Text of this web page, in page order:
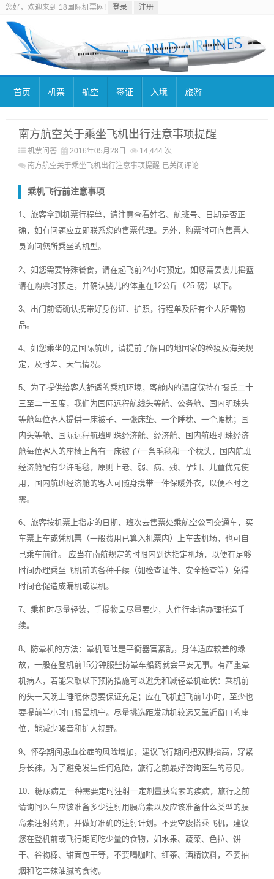
您好，欢迎来到 18国际机票网! 登录 注册
首页 机票 航空 签证 入境 旅游
南方航空关于乘坐飞机出行注意事项提醒
机票问答 2016年05月28日
14,444 次
南方航空关于乘坐飞机出行注意事项提醒 已关闭评论
乘机飞行前注意事项
1、旅客拿到机票行程单，请注意查看姓名、航班号、日期是否正
确，如有问题应立即联系您的售票代理。另外，购票时可向售票人
员询问您所乘坐的机型。
2、如您需要特殊餐食，请在起飞前24小时预定。如您需要婴儿摇篮
请在购票时预定，并确认婴儿的体重在12公斤（25 磅）以下。
3、出门前请确认携带好身份证、护照，行程单及所有个人所需物
品。
4、如您乘坐的是国际航班，请提前了解目的地国家的检疫及海关规
定，及时差、天气情况。
5、为了提供给客人舒适的乘机环境，客舱内的温度保持在摄氏二十
三至二十五度，我们为国际远程航线头等舱、公务舱、国内明珠头
等舱每位客人提供一床被子、一张床垫、一个睡枕、一个腰枕；国
内头等舱、国际远程航班明珠经济舱、经济舱、国内航班明珠经济
舱每位客人的座椅上备有一床被子/一条毛毯和一个枕头，国内航班
经济舱配有少许毛毯，原则上老、弱、病、残、孕妇、儿童优先使
用，国内航班经济舱的客人可随身携带一件保暖外衣，以便不时之
需。
6、旅客按机票上指定的日期、班次去售票处乘航空公司交通车，买
车票上车或凭机票（一般费用已算入机票内）上车去机场，也可自
己乘车前往。 应当在南航规定的时限内到达指定机场，以便有足够
时间办理乘坐飞机前的各种手续（如检查证件、安全检查等）免得
时间仓促造成漏机或误机。
7、乘机时尽量轻装，手提物品尽量要少，大件行李请办理托运手
续。
8、防晕机的方法：晕机呕吐是平衡器官紊乱，身体适应较差的缘
故，一般在登机前15分钟服些防晕车船药就会平安无事。有严重晕
机病人，若能采取以下预防措施可以避免和减轻晕机症状：乘机前
的头一天晚上睡眠休息要保证充足；应在飞机起飞前1小时，至少也
要提前半小时口服晕机宁。尽量挑选距发动机较远又靠近窗口的座
位，能减少噪音和扩大视野。
9、怀孕期间患血栓症的风险增加，建议飞行期间把双脚抬高，穿紧
身长袜。为了避免发生任何危险，旅行之前最好咨询医生的意见。
10、糖尿病是一种需要定时注射一定剂量胰岛素的疾病，旅行之前
请询问医生应该准备多少注射用胰岛素以及应该准备什么类型的胰
岛素注射药剂，并做好准确的注射计划。不要空腹搭乘飞机，建议
您在登机前或飞行期间吃少量的食物，如水果、蔬菜、色拉、饼
干、谷物棒、甜面包干等，不要喝咖啡、红茶、酒精饮料，不要抽
烟和吃辛辣油腻的食物。